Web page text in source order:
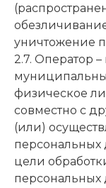
уничтожение
2.7. Оператор
физическое
совместно с
(или)
цели
персональных